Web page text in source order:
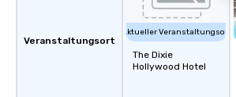
Veranstaltungsort
Aktueller Veranstaltungsort
The Dixie
Hollywood Hotel